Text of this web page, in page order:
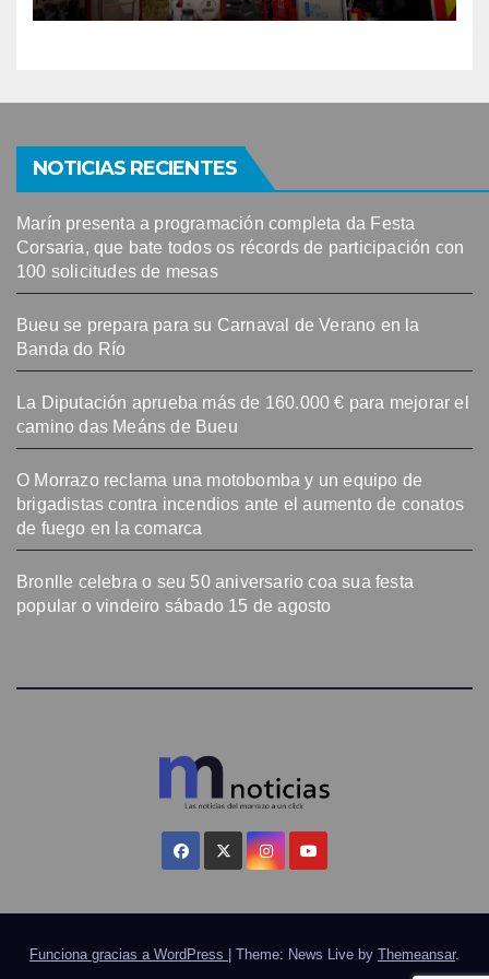
de fuego en la comarca
NOTICIAS RECIENTES
Marín presenta a programación completa da Festa
Corsaria, que bate todos os récords de participación con
100 solicitudes de mesas
Bueu se prepara para su Carnaval de Verano en la
Banda do Río
La Diputación aprueba más de 160.000 € para mejorar el
camino das Meáns de Bueu
O Morrazo reclama una motobomba y un equipo de
brigadistas contra incendios ante el aumento de conatos
de fuego en la comarca
Bronlle celebra o seu 50 aniversario coa sua festa
popular o vindeiro sábado 15 de agosto
Funciona gracias a WordPress Theme: News Live by Themeansar.